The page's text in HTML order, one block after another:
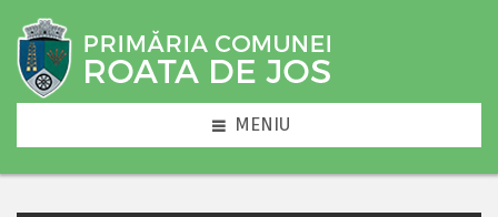
MENIU